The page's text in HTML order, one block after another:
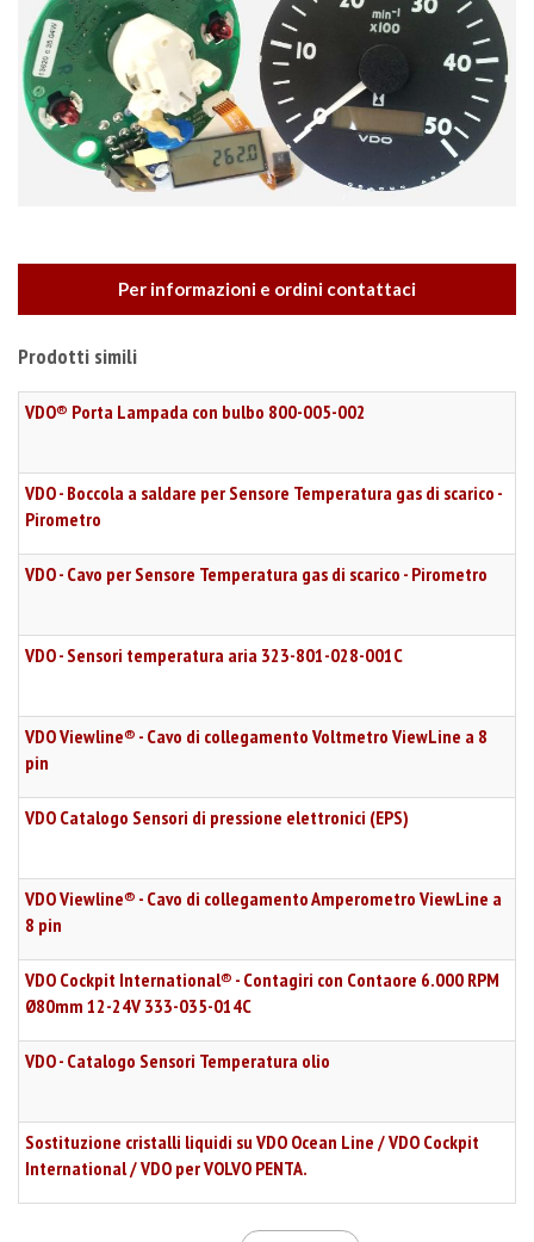
Per informazioni e ordini contattaci
Prodotti simili
VDO® Porta Lampada con bulbo 800-005-002
VDO - Boccola a saldare per Sensore Temperatura gas di scarico -
Pirometro
VDO - Cavo per Sensore Temperatura gas di scarico - Pirometro
VDO - Sensori temperatura aria 323-801-028-001C
VDO Viewline® - Cavo di collegamento Voltmetro ViewLine a 8
pin
VDO Catalogo Sensori di pressione elettronici (EPS)
VDO Viewline® - Cavo di collegamento Amperometro ViewLine a
8 pin
VDO Cockpit International® - Contagiri con Contaore 6.000 RPM
Ø80mm 12-24V 333-035-014C
VDO - Catalogo Sensori Temperatura olio
Sostituzione cristalli liquidi su VDO Ocean Line / VDO Cockpit
International / VDO per VOLVO PENTA.